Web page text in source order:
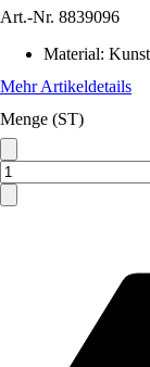
Art.-Nr. 8839096
Material:
Mehr Artikeldetails
Menge (ST)